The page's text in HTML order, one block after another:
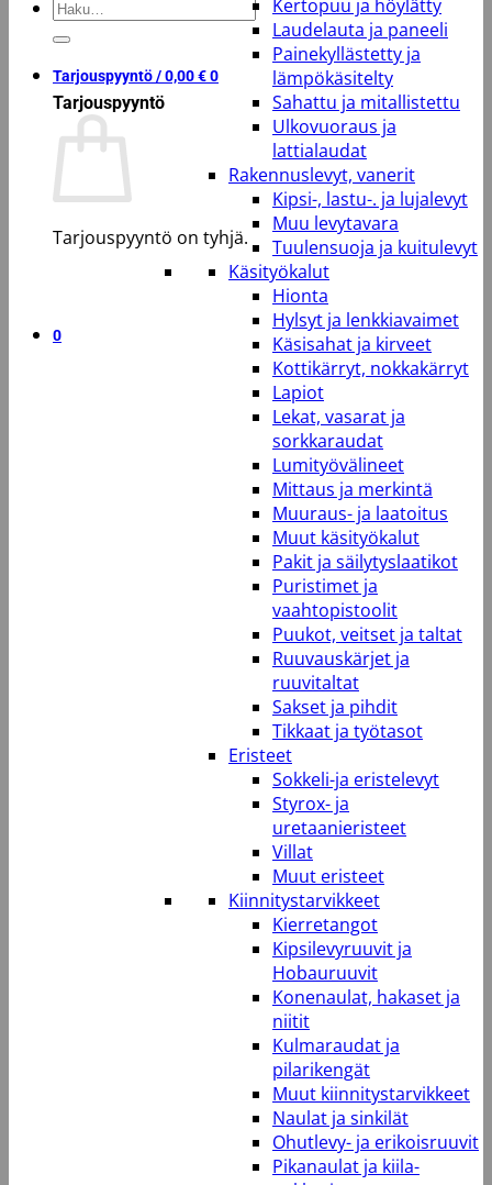
Etsi:
Tarjouspyyntö /0,00€0
Tarjouspyyntö
Tarjouspyyntö on tyhjä.
0
Kertopuu ja höylätty
Laudelauta ja paneeli
Painekyllästetty ja
lämpökäsitelty
Sahattu ja mitallistettu
Ulkovuoraus ja
lattialaudat
Rakennuslevyt, vanerit
Kipsi-, lastu-. ja lujalevyt
Muu levytavara
Tuulensuoja ja kuitulevyt
Käsityökalut
Hionta
Hylsyt ja lenkkiavaimet
Käsisahat ja kirveet
Kottikärryt, nokkakärryt
Lapiot
Lekat, vasarat ja
sorkkaraudat
Lumityövälineet
Mittaus ja merkintä
Muuraus- ja laatoitus
Muut käsityökalut
Pakit ja säilytyslaatikot
Puristimet ja
vaahtopistoolit
Puukot, veitset ja taltat
Ruuvauskärjet ja
ruuvitaltat
Sakset ja pihdit
Tikkaat ja työtasot
Eristeet
Sokkeli-ja eristelevyt
Styrox- ja
uretaanieristeet
Villat
Muut eristeet
Kiinnitystarvikkeet
Kierretangot
Kipsilevyruuvit ja
Hobauruuvit
Konenaulat, hakaset ja
niitit
Kulmaraudat ja
pilarikengät
Muut kiinnitystarvikkeet
Naulat ja sinkilät
Ohutlevy- ja erikoisruuvit
Pikanaulat ja kiila-